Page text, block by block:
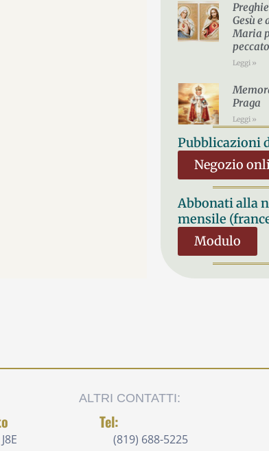
Gesù e
Maria
Leggi »
Praga
Leggi »
Pubblicazioni
Negozio
Abbonati alla
mensile
Modulo
ALTRI CONTATTI:
Tel:
(819) 688-5225 ‍